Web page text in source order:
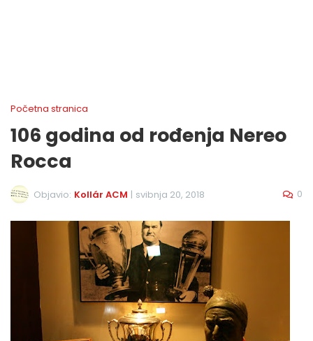
Početna stranica
106 godina od rođenja Nereo
Rocca
Objavio: Kollár ACM | svibnja 20, 2018 0